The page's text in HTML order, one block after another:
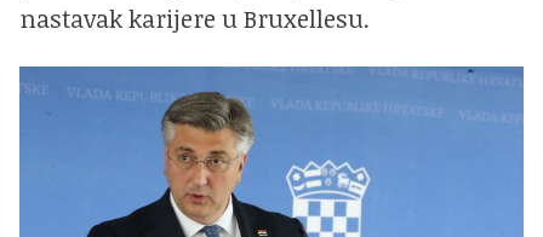
nastavak karijere u Bruxellesu.